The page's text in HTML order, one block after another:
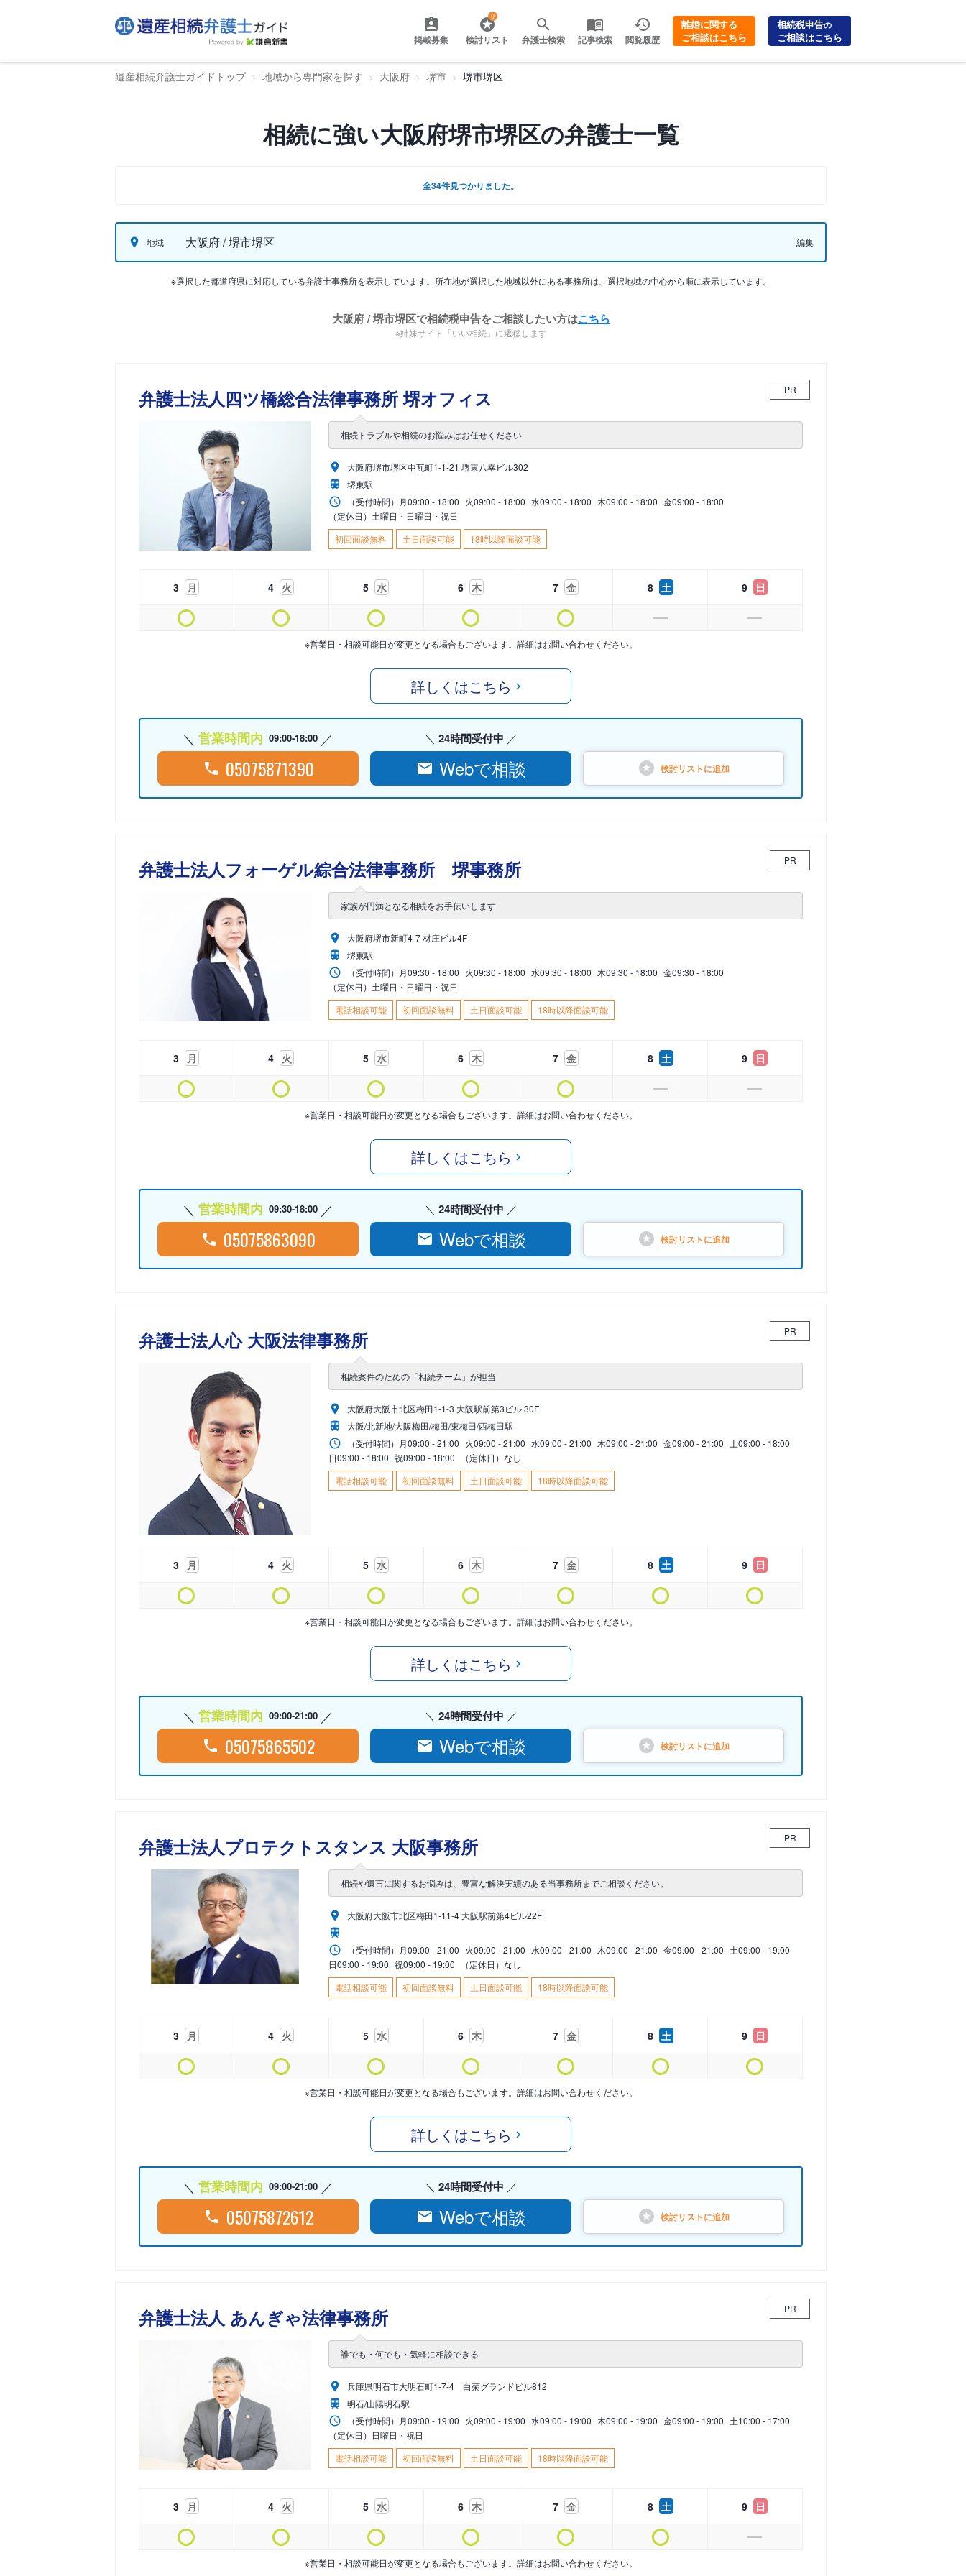
掲載募集
0
検討リスト 弁護士検索 記事検索 閲覧履歴
離婚に関する
ご相談はこちら
相続税申告の
ご相談はこちら
遺産相続弁護士ガイドトップ 地域から専門家を探す 大阪府 堺市 堺市堺区
相続に強い大阪府堺市堺区の弁護士一覧
全34件見つかりました。
地域 大阪府 / 堺市堺区 編集
※選択した都道府県に対応している弁護士事務所を表示しています。所在地が選択した地域以外にある事務所は、選択地域の中心から順に表示しています。
大阪府 / 堺市堺区で相続税申告をご相談したい方はこちら
※姉妹サイト「いい相続」に遷移します
弁護士法人四ツ橋総合法律事務所 堺オフィス PR
相続トラブルや相続のお悩みはお任せください
大阪府堺市堺区中瓦町1-1-21 堺東八幸ビル302
堺東駅
（受付時間） 月09:00 - 18:00 火09:00 - 18:00 水09:00 - 18:00 木09:00 - 18:00 金09:00 - 18:00
（定休日）土曜日・日曜日・祝日
初回面談無料
土日面談可能 18時以降面談可能
3 月 4 火 5 水 6 木 7 金 8 土 9 日
※営業日・相談可能日が変更となる場合もございます。詳細はお問い合わせください。
詳しくはこちら
営業時間内 09:00-18:00
05075871390
24時間受付中
Webで相談 検討リストに追加
弁護士法人フォーゲル綜合法律事務所 堺事務所 PR
家族が円満となる相続をお手伝いします
大阪府堺市新町4-7 材庄ビル4F
堺東駅
（受付時間） 月09:30 - 18:00 火09:30 - 18:00 水09:30 - 18:00 木09:30 - 18:00 金09:30 - 18:00
（定休日）土曜日・日曜日・祝日
電話相談可能
初回面談無料 土日面談可能 18時以降面談可能
3 月 4 火 5 水 6 木 7 金 8 土 9 日
※営業日・相談可能日が変更となる場合もございます。詳細はお問い合わせください。
詳しくはこちら
営業時間内 09:30-18:00
05075863090
24時間受付中
Webで相談 検討リストに追加
弁護士法人心 大阪法律事務所 PR
相続案件のための「相続チーム」が担当
大阪府大阪市北区梅田1-1-3 大阪駅前第3ビル 30F
大阪/北新地/大阪梅田/梅田/東梅田/西梅田駅
（受付時間） 月09:00 - 21:00 火09:00 - 21:00 水09:00 - 21:00 木09:00 - 21:00 金09:00 - 21:00 土09:00 - 18:00
日09:00 - 18:00 祝09:00 - 18:00
（定休日）なし
電話相談可能
初回面談無料 土日面談可能 18時以降面談可能
3 月 4 火 5 水 6 木 7 金 8 土 9 日
※営業日・相談可能日が変更となる場合もございます。詳細はお問い合わせください。
詳しくはこちら
営業時間内 09:00-21:00
05075865502
24時間受付中
Webで相談 検討リストに追加
弁護士法人プロテクトスタンス 大阪事務所 PR
相続や遺言に関するお悩みは、豊富な解決実績のある当事務所までご相談ください。
大阪府大阪市北区梅田1-11-4 大阪駅前第4ビル22F
（受付時間） 月09:00 - 21:00 火09:00 - 21:00 水09:00 - 21:00 木09:00 - 21:00 金09:00 - 21:00 土09:00 - 19:00
日09:00 - 19:00 祝09:00 - 19:00
（定休日）なし
電話相談可能
初回面談無料 土日面談可能 18時以降面談可能
3 月 4 火 5 水 6 木 7 金 8 土 9 日
※営業日・相談可能日が変更となる場合もございます。詳細はお問い合わせください。
詳しくはこちら
営業時間内 09:00-21:00
05075872612
24時間受付中
Webで相談 検討リストに追加
弁護士法人 あんぎゃ法律事務所 PR
誰でも・何でも・気軽に相談できる
兵庫県明石市大明石町1-7-4 白菊グランドビル812
明石/山陽明石駅
（受付時間） 月09:00 - 19:00 火09:00 - 19:00 水09:00 - 19:00 木09:00 - 19:00 金09:00 - 19:00 土10:00 - 17:00
（定休日）日曜日・祝日
電話相談可能
初回面談無料 土日面談可能 18時以降面談可能
3 月 4 火 5 水 6 木 7 金 8 土 9 日
※営業日・相談可能日が変更となる場合もございます。詳細はお問い合わせください。